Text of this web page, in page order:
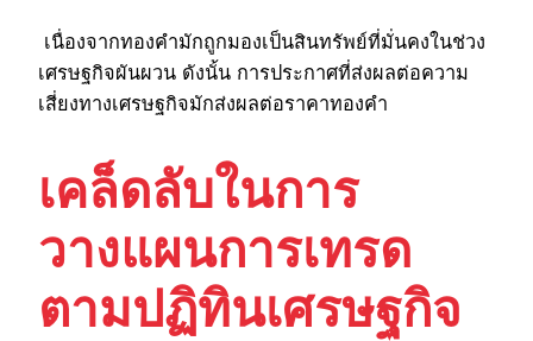
เนื่องจากทองคำมักถูกมองเป็นสินทรัพย์ที่มั่นคงในช่วง
เศรษฐกิจผันผวน ดังนั้น การประกาศที่ส่งผลต่อความ
เสี่ยงทางเศรษฐกิจมักส่งผลต่อราคาทองคำ
เคล็ดลับในการ
วางแผนการเทรด
ตามปฏิทินเศรษฐกิจ